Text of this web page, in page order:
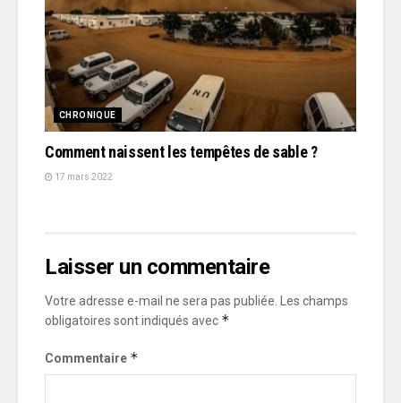
CHRONIQUE
Comment naissent les tempêtes de sable ?
17 mars 2022
Laisser un commentaire
Votre adresse e-mail ne sera pas publiée. Les champs
obligatoires sont indiqués avec *
Commentaire *